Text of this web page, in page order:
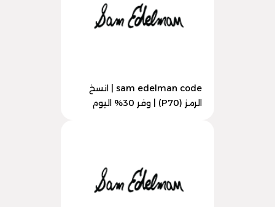
sam edelman code | انسخ
الرمز (P70) | وفر 30% اليوم